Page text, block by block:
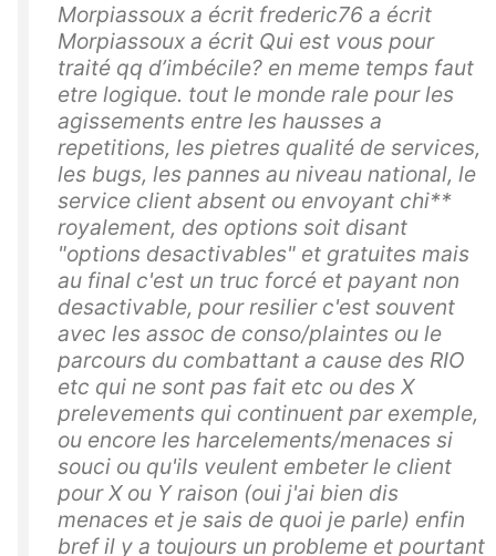
Morpiassoux a écrit frederic76 a écrit
Morpiassoux a écrit Qui est vous pour
traité qq d’imbécile? en meme temps faut
etre logique. tout le monde rale pour les
agissements entre les hausses a
repetitions, les pietres qualité de services,
les bugs, les pannes au niveau national, le
service client absent ou envoyant chi**
royalement, des options soit disant
"options desactivables" et gratuites mais
au final c'est un truc forcé et payant non
desactivable, pour resilier c'est souvent
avec les assoc de conso/plaintes ou le
parcours du combattant a cause des RIO
etc qui ne sont pas fait etc ou des X
prelevements qui continuent par exemple,
ou encore les harcelements/menaces si
souci ou qu'ils veulent embeter le client
pour X ou Y raison (oui j'ai bien dis
menaces et je sais de quoi je parle) enfin
bref il y a toujours un probleme et pourtant